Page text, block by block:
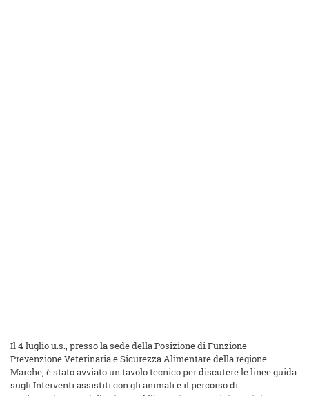
Il 4 luglio u.s., presso la sede della Posizione di Funzione
Prevenzione Veterinaria e Sicurezza Alimentare della regione
Marche, è stato avviato un tavolo tecnico per discutere le linee guida
sugli Interventi assistiti con gli animali e il percorso di